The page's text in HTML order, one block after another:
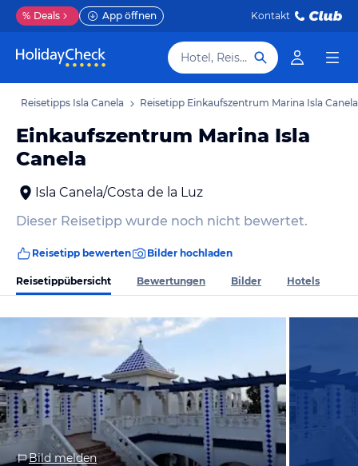
% Deals App öffnen Kontakt
Hotel, Reiseziel
Reisetipps Isla Canela Reisetipp Einkaufszentrum Marina Isla Canela
Einkaufszentrum Marina Isla
Canela
Isla Canela/Costa de la Luz
Dieser Reisetipp wurde noch nicht bewertet.
Reisetipp bewerten Bilder hochladen
Reisetippübersicht Bewertungen Bilder Hotels
Bild melden